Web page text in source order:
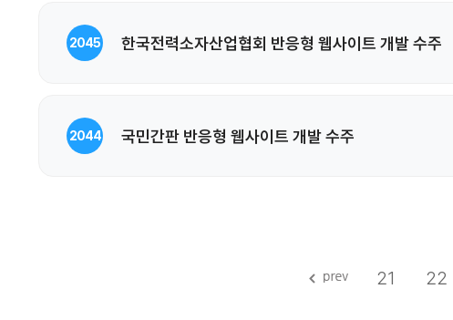
2045 한국전력소자산업협회 반응형 웹사이트 개발 수주
2044 국민간판 반응형 웹사이트 개발 수주
21 22